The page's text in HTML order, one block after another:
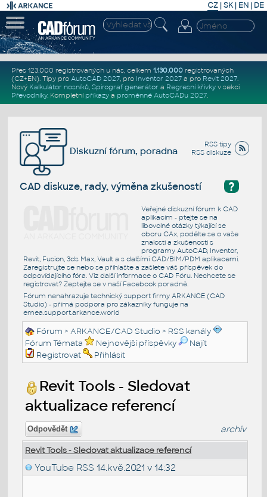
CZ | SK| EN | DE
Přes 123.000 registrovaných u nás, celkem 1.130.000registrovaných
(CZ+EN). Tipy pro AutoCAD 2027, pro Inventor 2027a pro Revit 2027.
Nový Kalkulátor nosníků, Spirograf generátor a Regresní křivkyv sekci
Převodníky. Kompletní příkazya proměnné AutoCADu 2027.
RSS tipy
RSS diskuze
Diskuzní fórum, poradna
?
CAD diskuze, rady, výměna zkušeností
Veřejné diskuzní fórum k CAD
aplikacím - ptejte se na
libovolné otázky týkající se
oboru CAx, podělte se o vaše
znalosti a zkušenosti s
programy AutoCAD, Inventor,
Revit, Fusion, 3ds Max, Vault a s dalšími CAD/BIM/PDM aplikacemi.
Zaregistrujte se nebo se přihlašte a zašlete váš příspěvek do
odpovídajícího fóra. Viz další informace o CAD Fóru. Nechcete se
registrovat? Zeptejte se v naší Facebook poradně.
Fórum nenahrazuje technický support firmy ARKANCE (CAD
Studio) - přímá podpora pro zákazníky funguje na
emea.support.arkance.world
Fórum >ARKANCE/CAD Studio > RSS kanály
Fórum Témata
Nejnovější příspěvky
Najít
Registrovat
Přihlásit
Revit Tools - Sledovat
aktualizace referencí
Odpovědět archiv
Revit Tools - Sledovat aktualizace referencí
YouTube RSS 14.kvě.2021 v 14:32